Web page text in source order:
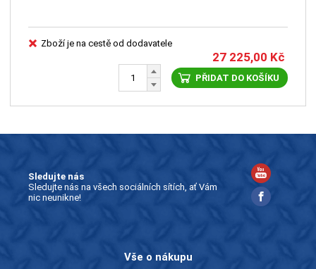
Zboží je na cestě od dodavatele
27 225,00 Kč
PŘIDAT DO KOŠÍKU
Sledujte nás
Sledujte nás na všech sociálních sítích, ať Vám
nic neunikne!
Vše o nákupu